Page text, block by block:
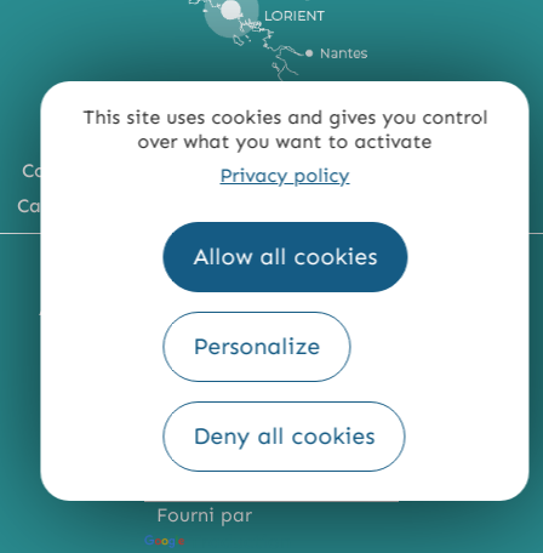
This site uses cookies and gives you control
over what you want to activate
Privacy policy
Allow all cookies
Personalize
Deny all cookies
Comment venir ?
Carte du territoire
MENTIONS LÉGALES PLAN DU SITE
ACCESSIBILITÉ : NON CONFORME
QUI SOMMES-NOUS ?
Fourni par